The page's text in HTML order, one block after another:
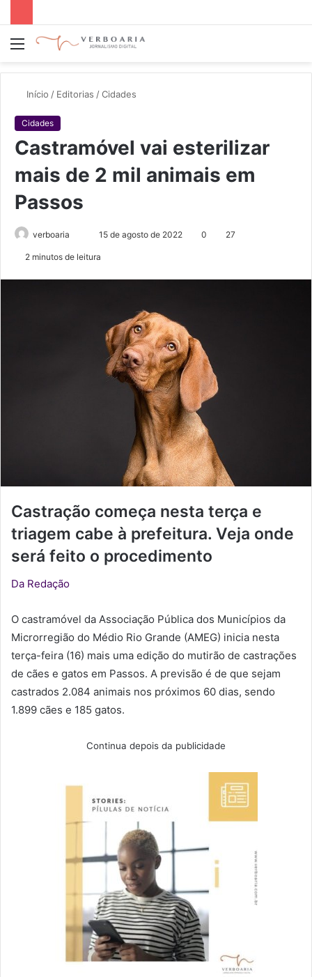
Menu
Início / Editorias /Cidades
Cidades
Castramóvel vai esterilizar
mais de 2 mil animais em
Passos
verboaria 15 de agosto de 2022 0 27
2 minutos de leitura
Castração começa nesta terça e
triagem cabe à prefeitura. Veja onde
será feito o procedimento
Da Redação
O castramóvel da Associação Pública dos Municípios da
Microrregião do Médio Rio Grande (AMEG) inicia nesta
terça-feira (16) mais uma edição do mutirão de castrações
de cães e gatos em Passos. A previsão é de que sejam
castrados 2.084 animais nos próximos 60 dias, sendo
1.899 cães e 185 gatos.
Continua depois da publicidade